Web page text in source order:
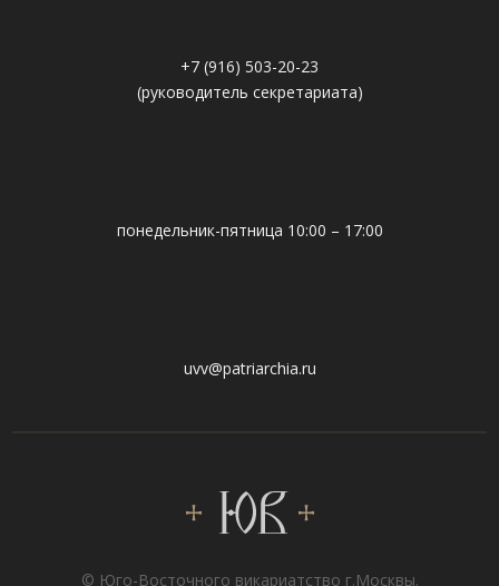
+7 (916) 503-20-23
(руководитель секретариата)
понедельник-пятница 10:00 – 17:00
uvv@patriarchia.ru
© Юго-Восточного викариатствo г.Москвы.